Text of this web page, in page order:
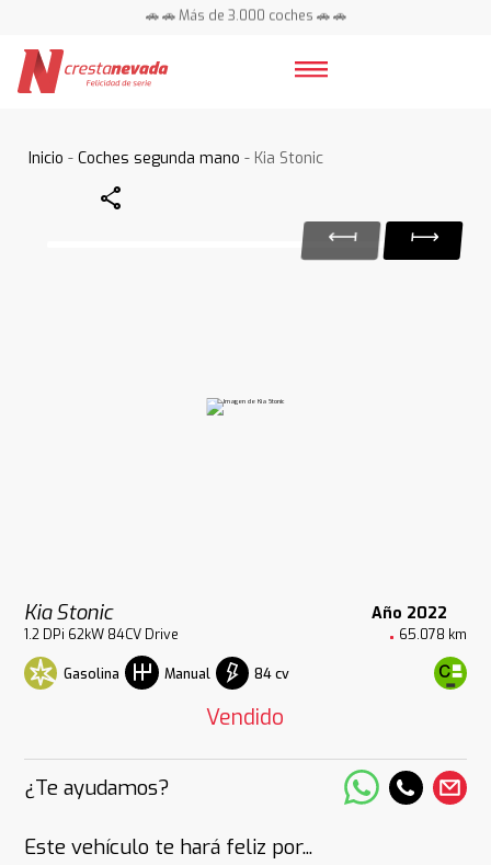
🚗 🚗 Más de 3.000 coches 🚗 🚗
Inicio -Coches segunda mano - Kia Stonic
Share
Kia Stonic Año 2022
1.2 DPi 62kW 84CV Drive 65.078 km
Gasolina Manual 84 cv
Vendido
¿Te ayudamos?
Este vehículo te hará feliz por...